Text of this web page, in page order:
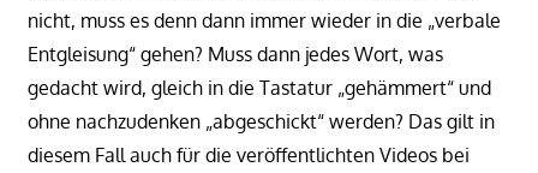
nicht, muss es denn dann immer wieder in die „verbale
Entgleisung“ gehen? Muss dann jedes Wort, was
gedacht wird, gleich in die Tastatur „gehämmert“ und
ohne nachzudenken „abgeschickt“ werden? Das gilt in
diesem Fall auch für die veröffentlichten Videos bei